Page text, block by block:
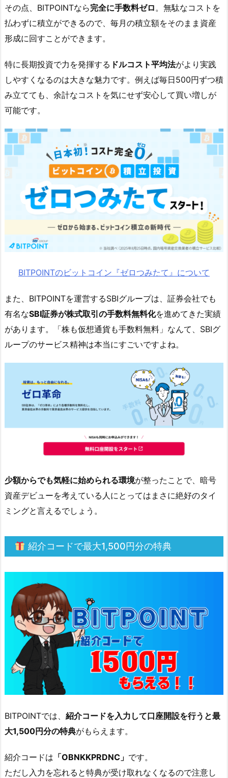
た
（1
5
で
了）
5.
1.
①
U
開
き
「か
ん
た
口
登
録」
を
タ
プ
5.
2.
②
を
選
び、
ル
ス
と
電
話
号
力
5.
③
入
その点、BITPOINTなら完全に手数料ゼロ。無駄なコストを
払わずに積立ができるので、毎月の積立額をそのまま資産
形成に回すことができます。
特に長期投資で力を発揮する ドルコスト平均法がより実践
しやすくなるのは大きな魅力です。例えば毎日500円ずつ積
み立てても、余計なコストを気にせず安心して買い増しが
可能です。
BITPOINTのビットコイン『ゼロつみたて』について
また、BITPOINTを運営するSBIグループは、証券会社でも
有名なSBI証券が株式取引の手数料無料化を進めてきた実績
があります。「株も仮想通貨も手数料無料」なんて、SBIグ
ループのサービス精神は本当にすごいですよね。
少額からでも気軽に始められる環境が整ったことで、暗号
資産デビューを考えている人にとってはまさに絶好のタイ
ミングと言えるでしょう。
紹介コードで最大1,500円分の特典
BITPOINTでは、 紹介コードを入力して口座開設を行うと最
大1,500円分の特典がもらえます。
紹介コードは 「OBNKKPRDNC」 です。
ただし入力を忘れると特典が受け取れなくなるので注意し